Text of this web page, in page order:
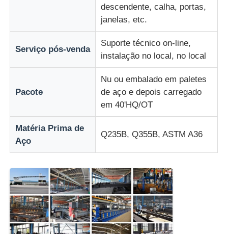
descendente, calha, portas,
janelas, etc.
Serviço pós-venda
Suporte técnico on-line,
instalação no local, no local
Pacote
Nu ou embalado em paletes
de aço e depois carregado
em 40'HQ/OT
Matéria Prima de
Aço
Q235B, Q355B, ASTM A36